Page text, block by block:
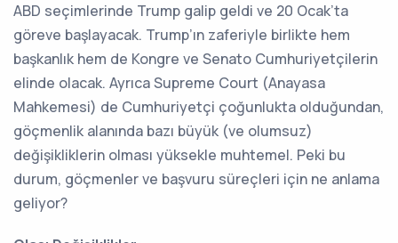
ABD seçimlerinde Trump galip geldi ve 20 Ocak’ta
göreve başlayacak. Trump’ın zaferiyle birlikte hem
başkanlık hem de Kongre ve Senato Cumhuriyetçilerin
elinde olacak. Ayrıca Supreme Court (Anayasa
Mahkemesi) de Cumhuriyetçi çoğunlukta olduğundan,
göçmenlik alanında bazı büyük (ve olumsuz)
değişikliklerin olması yüksekle muhtemel. Peki bu
durum, göçmenler ve başvuru süreçleri için ne anlama
geliyor?